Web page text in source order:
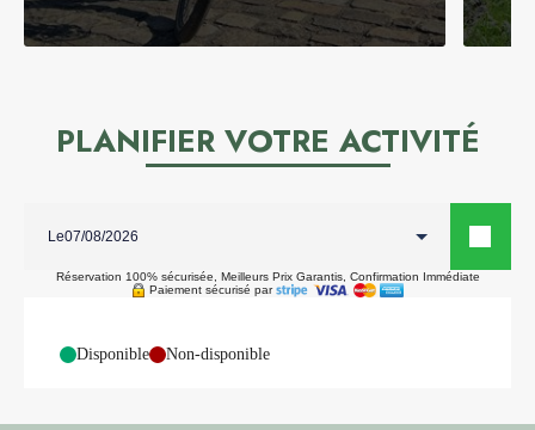
PLANIFIER VOTRE ACTIVITÉ
Le
Réservation 100% sécurisée, Meilleurs Prix Garantis, Confirmation Immédiate
Paiement sécurisé par
Disponible Non-disponible